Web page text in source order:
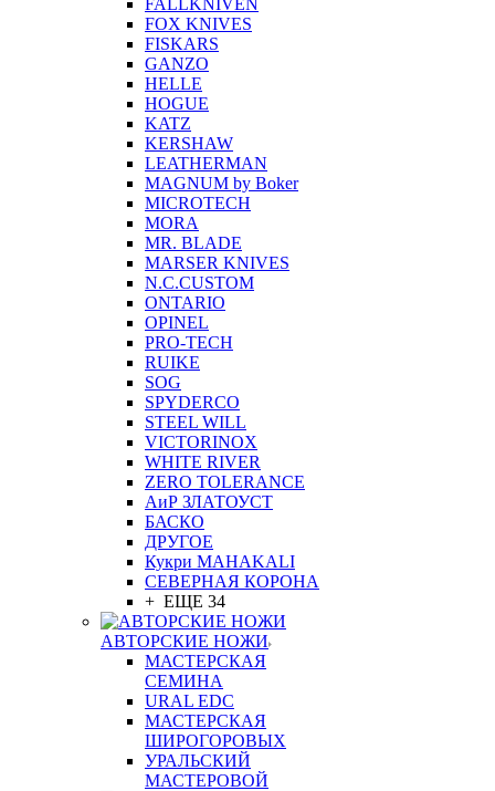
FALLKNIVEN
FOX KNIVES
FISKARS
GANZO
HELLE
HOGUE
KATZ
KERSHAW
LEATHERMAN
MAGNUM by Boker
MICROTECH
MORA
MR. BLADE
MARSER KNIVES
N.C.CUSTOM
ONTARIO
OPINEL
PRO-TECH
RUIKE
SOG
SPYDERCO
STEEL WILL
VICTORINOX
WHITE RIVER
ZERO TOLERANCE
АиР ЗЛАТОУСТ
БАСКО
ДРУГОЕ
Кукри MAHAKALI
СЕВЕРНАЯ КОРОНА
+ ЕЩЕ 34
АВТОРСКИЕ НОЖИ
МАСТЕРСКАЯ
СЕМИНА
URAL EDC
МАСТЕРСКАЯ
ШИРОГОРОВЫХ
УРАЛЬСКИЙ
МАСТЕРОВОЙ